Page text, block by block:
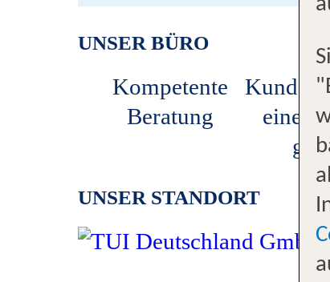
UNSER BÜRO
Kompetente
Beratung
Kunden
eine
UNSER STANDORT